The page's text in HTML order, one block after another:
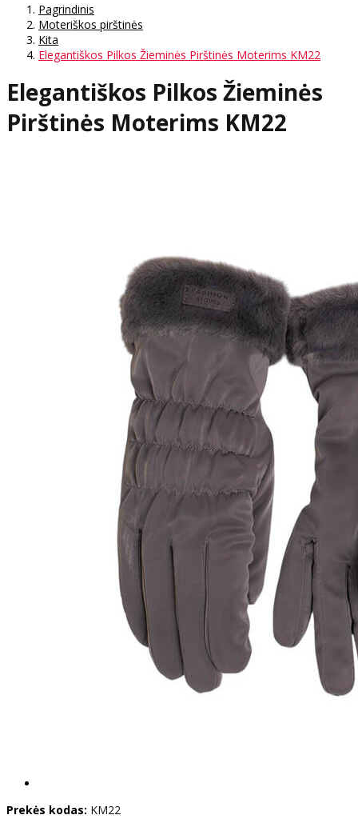
Pagrindinis
Moteriškos pirštinės
Kita
Elegantiškos Pilkos Žieminės Pirštinės Moterims KM22
Elegantiškos Pilkos Žieminės
Pirštinės Moterims KM22
Prekės kodas: KM22